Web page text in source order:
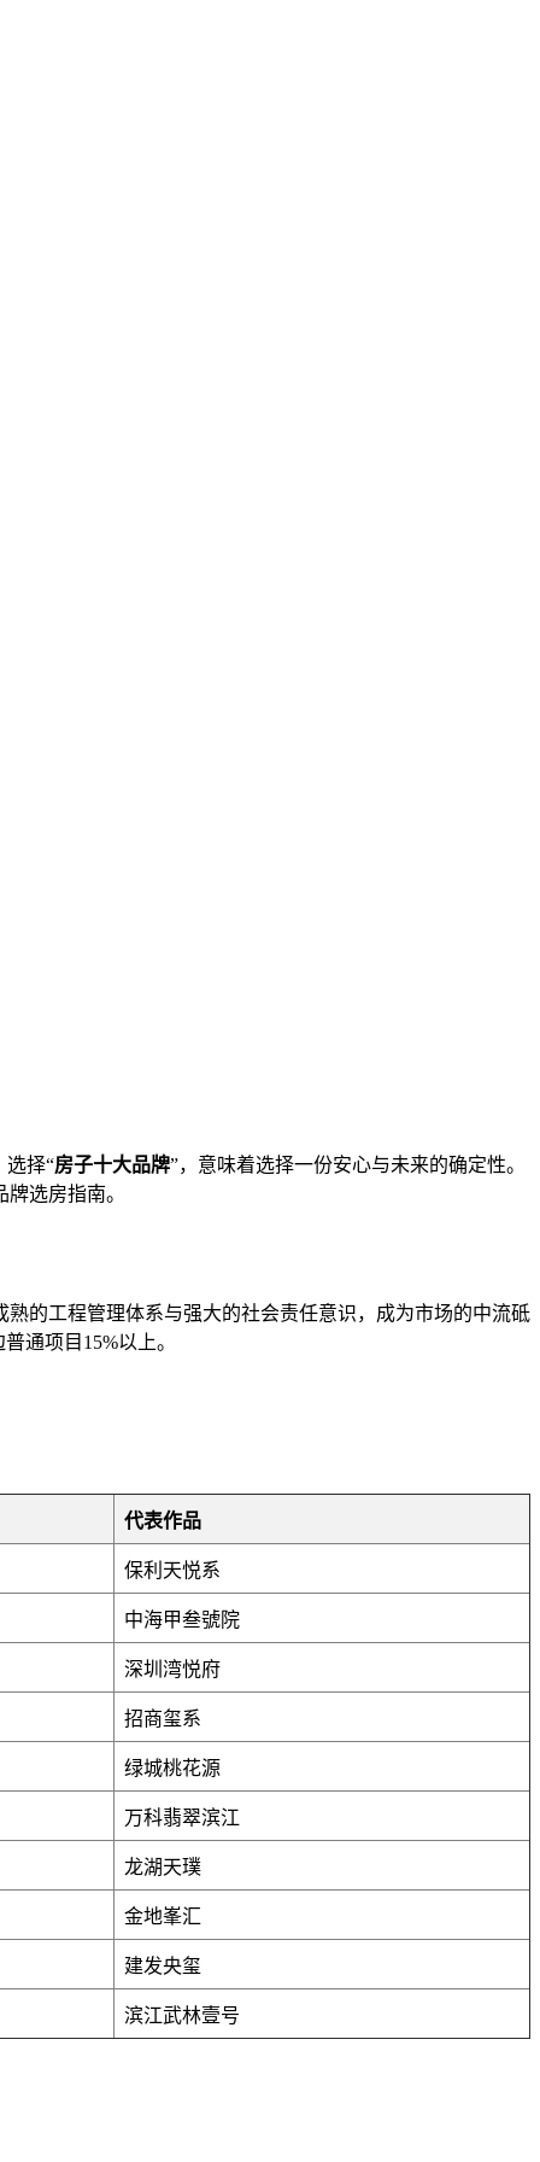
选择“房子十大品牌”，意味着选择一份安心与未来的确定性。
选房指南。
的工程管理体系与强大的社会责任意识，成为市场的中流砥
通项目15%以上。
代表作品
保利天悦系
中海甲叁號院
深圳湾悦府
招商玺系
绿城桃花源
万科翡翠滨江
龙湖天璞
金地峯汇
建发央玺
滨江武林壹号